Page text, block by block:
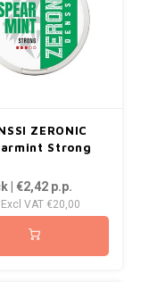
ZERONIC
Strong
| €2,42p.p.
VAT €20,00